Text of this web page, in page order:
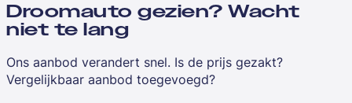
Droomauto gezien? Wacht
niet te lang
Ons aanbod verandert snel. Is de prijs gezakt?
Vergelijkbaar aanbod toegevoegd?